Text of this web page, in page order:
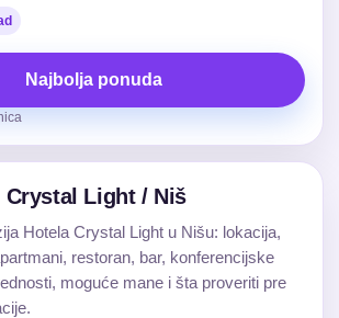
Najbolja ponuda
Crystal Light / Niš
Hotela Crystal Light u Nišu: lokacija,
restoran, bar, konferencijske
moguće mane i šta proveriti pre